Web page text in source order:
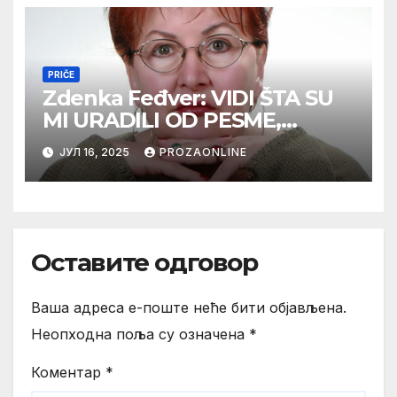
PRIČE
Zdenka Feđver: VIDI ŠTA SU
MI URADILI OD PESME,
MAMA*
ЈУЛ 16, 2025 PROZAONLINE
Оставите одговор
Ваша адреса е-поште неће бити објављена.
Неопходна поља су означена *
Коментар *